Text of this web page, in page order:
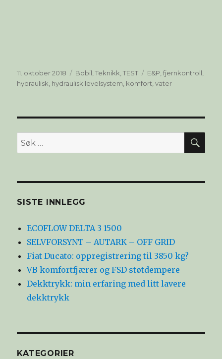
Publisert
11. oktober 2018 Kategorier
Bobil,Teknikk,TEST Stikkord
E&P,fjernkontroll,
hydraulisk, hydraulisk levelsystem, komfort,vater
Søk
etter:
SISTE INNLEGG
ECOFLOW DELTA 3 1500
SELVFORSYNT – AUTARK – OFF GRID
Fiat Ducato: oppregistrering til 3850 kg?
VB komfortfjærer og FSD støtdempere
Dekktrykk: min erfaring med litt lavere
dekktrykk
KATEGORIER